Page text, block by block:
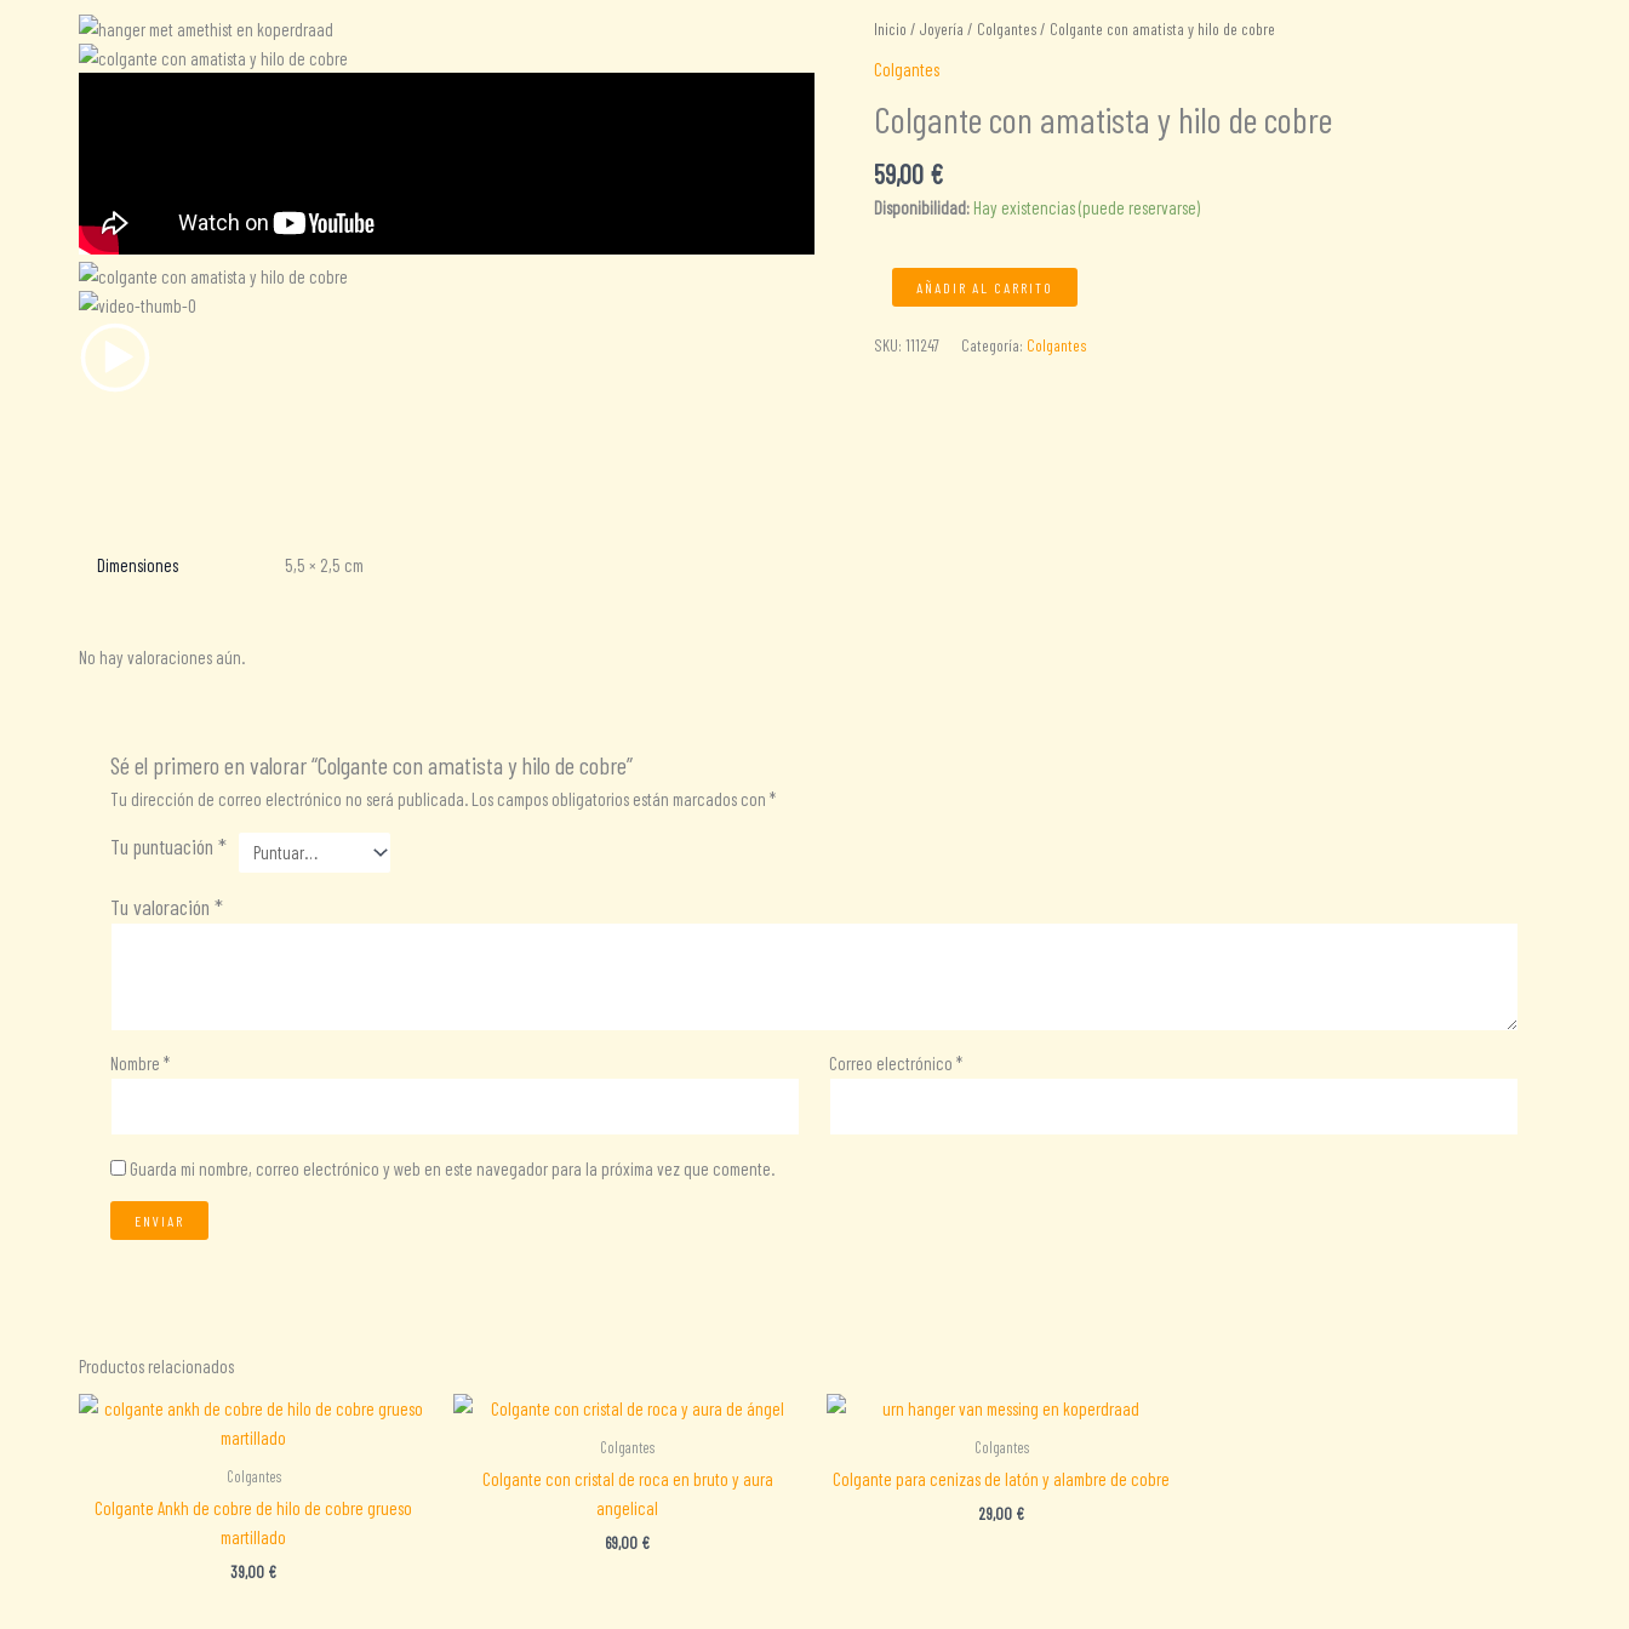
Inicio / Joyería / Colgantes/ Colgante con amatista y hilo de cobre
Colgantes
Colgante con amatista y hilo de cobre
59,00 €
Disponibilidad: Hay existencias (puede reservarse)
Colgante
con
amatista
AÑADIR AL CARRITO
SKU: 111247 Categoría: Colgantes
Dimensiones 5,5 × 2,5 cm
No hay valoraciones aún.
Sé el primero en valorar “Colgante con amatista y hilo de cobre”
Tu dirección de correo electrónico no será publicada. Los campos obligatorios están marcados con*
Tu puntuación*
Tu valoración*
Nombre* Correo electrónico *
Guarda mi nombre, correo electrónico y web en este navegador para la próxima vez que comente.
Productos relacionados
Colgantes
Colgante Ankh de cobre de hilo de cobre grueso
martillado
39,00 €
Colgantes
Colgante con cristal de roca en bruto y aura
angelical
69,00 €
Colgantes
Colgante para cenizas de latón y alambre de cobre
29,00 €